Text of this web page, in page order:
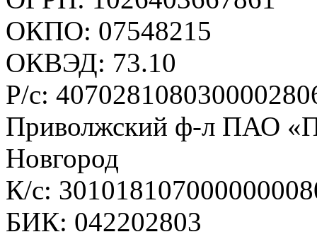
ОКПО: 07548215
ОКВЭД: 73.10
Р/с:
Приволжский ф-л ПАО
Новгород
К/c:
БИК: 042202803